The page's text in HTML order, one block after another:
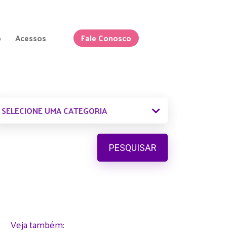
Acessos Fale Conosco
PESQUISAR
Veja também: